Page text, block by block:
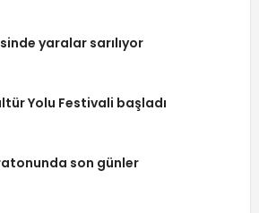
yaralar sarılıyor
Yolu Festivali başladı
son günler